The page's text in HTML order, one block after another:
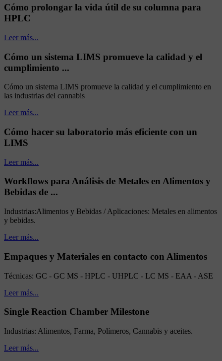
Cómo prolongar la vida útil de su columna para
HPLC
Leer más...
Cómo un sistema LIMS promueve la calidad y el
cumplimiento ...
Cómo un sistema LIMS promueve la calidad y el cumplimiento en
las industrias del cannabis
Leer más...
Cómo hacer su laboratorio más eficiente con un
LIMS
Leer más...
Workflows para Análisis de Metales en Alimentos y
Bebidas de ...
Industrias:Alimentos y Bebidas / Aplicaciones: Metales en alimentos
y bebidas.
Leer más...
Empaques y Materiales en contacto con Alimentos
Técnicas: GC - GC MS - HPLC - UHPLC - LC MS - EAA - ASE
Leer más...
Single Reaction Chamber Milestone
Industrias: Alimentos, Farma, Polímeros, Cannabis y aceites.
Leer más...